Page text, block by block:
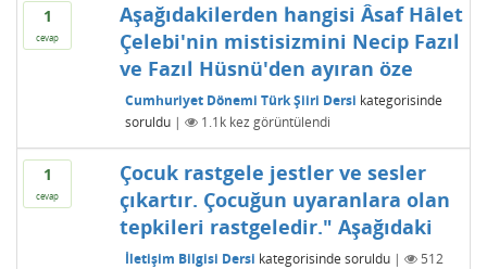
1
cevap
Aşağıdakilerden hangisi Âsaf Hâlet
Çelebi'nin mistisizmini Necip Fazıl
ve Fazıl Hüsnü'den ayıran öze
Cumhuriyet Dönemi Türk Şiiri Dersi kategorisinde
soruldu | 1.1kkez görüntülendi
1
cevap
Çocuk rastgele jestler ve sesler
çıkartır. Çocuğun uyaranlara olan
tepkileri rastgeledir." Aşağıdaki
İletişim Bilgisi Dersi kategorisinde soruldu |
512